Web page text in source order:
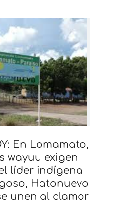
En Lomamato,
wayuu exigen
líder indígena
Hatonuevo
unen al clamor